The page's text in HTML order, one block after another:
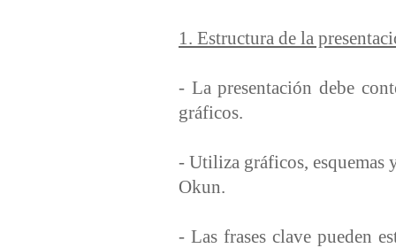
1. Estructura de la
- La presentación debe
gráficos.
- Utiliza gráficos, esquemas
Okun.
- Las frases clave pueden